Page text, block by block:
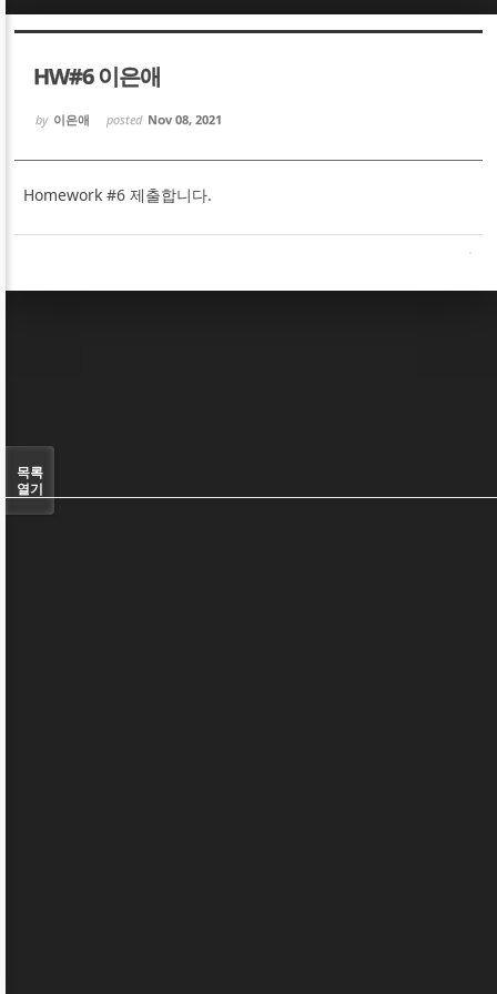
HW#6 이은애
by 이은애 posted Nov 08, 2021
Homework #6 제출합니다.
목록
열기
Sketchbook5, 스케치북5
Sketchbook5, 스케치북5
Sketchbook5, 스케치북5
Sketchbook5, 스케치북5